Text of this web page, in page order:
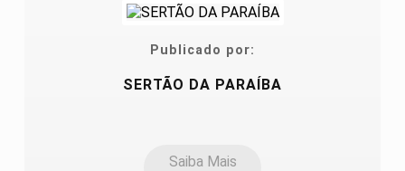
Publicado por:
SERTÃO DA PARAÍBA
Saiba Mais